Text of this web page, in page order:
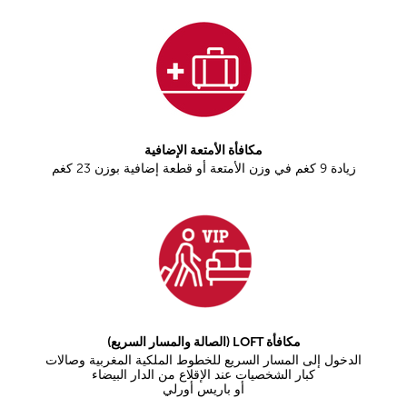
مكافأة الأمتعة الإضافية
زيادة 9 كغم في وزن الأمتعة أو قطعة إضافية بوزن 23 كغم
مكافأة LOFT (الصالة والمسار السريع)
الدخول إلى المسار السريع للخطوط الملكية المغربية وصالات
كبار الشخصيات عند الإقلاع من الدار البيضاء
أو باريس أورلي